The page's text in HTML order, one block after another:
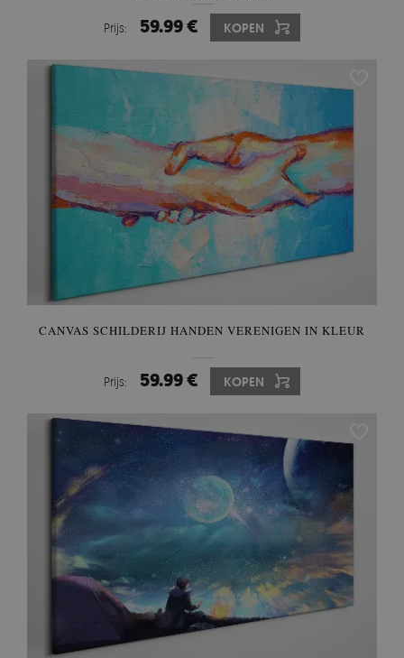
Prijs: 59.99 € KOPEN
CANVAS SCHILDERIJ HANDEN VERENIGEN IN KLEUR
Prijs: 59.99 € KOPEN